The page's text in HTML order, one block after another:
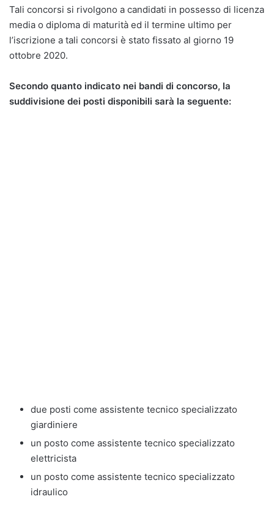
Tali concorsi si rivolgono a candidati in possesso di licenza
media o diploma di maturità ed il termine ultimo per
l’iscrizione a tali concorsi è stato fissato al giorno 19
ottobre 2020.
Secondo quanto indicato nei bandi di concorso, la
suddivisione dei posti disponibili sarà la seguente:
due posti come assistente tecnico specializzato
giardiniere
un posto come assistente tecnico specializzato
elettricista
un posto come assistente tecnico specializzato
idraulico